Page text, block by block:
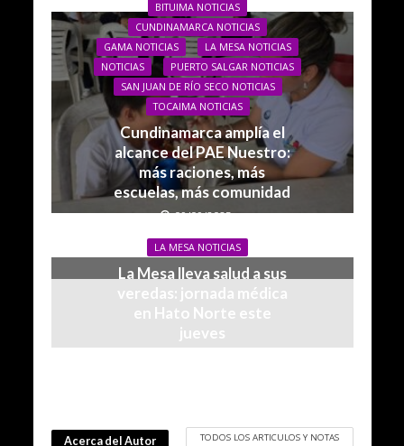
BITUIMA NOTICIAS
CUNDINAMARCA NOTICIAS
GAMA NOTICIAS
LA MESA NOTICIAS
NOTICIAS
PUERTO SALGAR NOTICIAS
SAN JUAN DE RÍO SECO NOTICIAS
TOCAIMA NOTICIAS
Cundinamarca amplía el
alcance del PAE Nuestro:
más raciones, más
escuelas, más comunidad
09/09/2025
LA MESA NOTICIAS
La Mesa lleva salud a sus
veredas: jornada médica
en Hato Norte este
jueves
Acerca del Autor TODOS LOS ARTICULOS Y NOTAS